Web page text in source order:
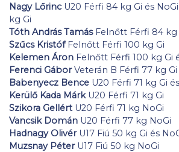
Nagy LőrincU20 Férfi 84 kg Gi és
kg Gi
Tóth András TamásFelnőtt Férfi 84 kg
Szűcs KristófFelnőtt Férfi 100 kg Gi
Kelemen Áron Felnőtt Férfi 100 kg Gi
Ferenci GáborVeterán B Férfi 77 kg Gi
Babenyecz Bence U20 Férfi 71 kg Gi
Kerülő Kada MárkU20 Férfi 71 kg Gi
Szikora GellértU20 Férfi 71 kg NoGi
Vancsik Domán U20 Férfi 77 kg NoGi
Hadnagy OlivérU17 Fiú 50 kg Gi és
Muzsnay PéterU17 Fiú 50 kg NoGi